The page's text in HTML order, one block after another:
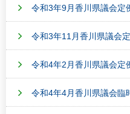
令和3年9月香川県議会定
令和3年11月香川県議会
令和4年2月香川県議会定
令和4年4月香川県議会